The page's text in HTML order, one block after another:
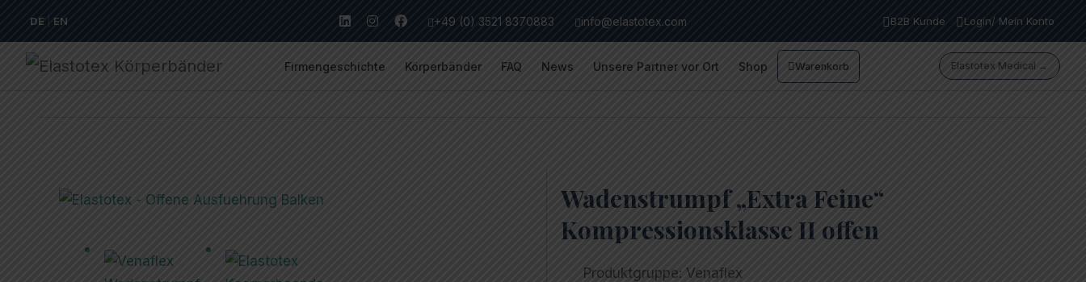
DE EN +49 (0) 3521 8370883 info@elastotex.com B2B Kunde Login/ Mein Konto
Firmengeschichte Körperbänder FAQ News Unsere Partner vor Ort Shop Warenkorb Elastotex Medical →
Wadenstrumpf „Extra Feine“
Kompressionsklasse II offen
Produktgruppe:Venaflex